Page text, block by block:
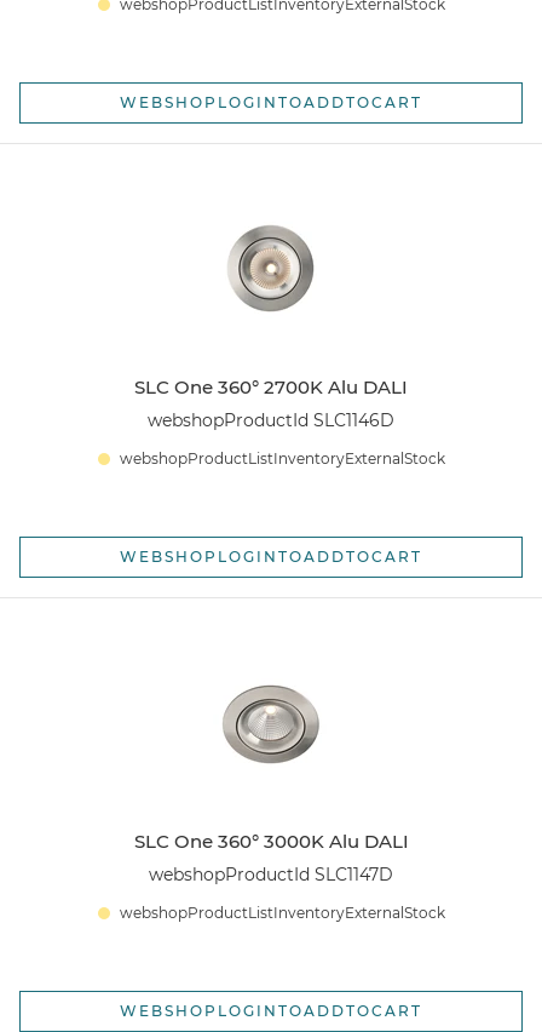
webshopProductListInventoryExternalStock
WEBSHOPLOGINTOADDTOCART
SLC One 360° 2700K Alu DALI
webshopProductId SLC1146D
webshopProductListInventoryExternalStock
WEBSHOPLOGINTOADDTOCART
SLC One 360° 3000K Alu DALI
webshopProductId SLC1147D
webshopProductListInventoryExternalStock
WEBSHOPLOGINTOADDTOCART